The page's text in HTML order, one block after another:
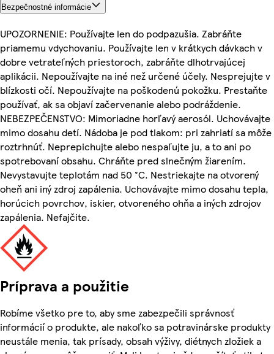
Bezpečnostné informácie
UPOZORNENIE: Používajte len do podpazušia. Zabráňte
priamemu vdychovaniu. Používajte len v krátkych dávkach v
dobre vetrateľných priestoroch, zabráňte dlhotrvajúcej
aplikácii. Nepoužívajte na iné než určené účely. Nesprejujte v
blízkosti očí. Nepoužívajte na poškodenú pokožku. Prestaňte
používať, ak sa objaví začervenanie alebo podráždenie.
NEBEZPEČENSTVO: Mimoriadne horľavý aerosól. Uchovávajte
mimo dosahu detí. Nádoba je pod tlakom: pri zahriatí sa môže
roztrhnúť. Neprepichujte alebo nespaľujte ju, a to ani po
spotrebovaní obsahu. Chráňte pred slnečným žiarením.
Nevystavujte teplotám nad 50 °C. Nestriekajte na otvorený
oheň ani iný zdroj zapálenia. Uchovávajte mimo dosahu tepla,
horúcich povrchov, iskier, otvoreného ohňa a iných zdrojov
zapálenia. Nefajčite.
Príprava a použitie
Robíme všetko pre to, aby sme zabezpečili správnosť
informácií o produkte, ale nakoľko sa potravinárske produkty
neustále menia, tak prísady, obsah výživy, diétnych zložiek a